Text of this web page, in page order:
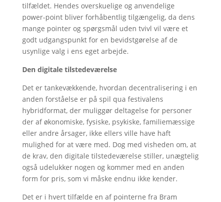
tilfældet. Hendes overskuelige og anvendelige
power-point bliver forhåbentlig tilgængelig, da dens
mange pointer og spørgsmål uden tvivl vil være et
godt udgangspunkt for en bevidstgørelse af de
usynlige valg i ens eget arbejde.
Den digitale tilstedeværelse
Det er tankevækkende, hvordan decentralisering i en
anden forståelse er på spil qua festivalens
hybridformat, der muliggør deltagelse for personer
der af økonomiske, fysiske, psykiske, familiemæssige
eller andre årsager, ikke ellers ville have haft
mulighed for at være med. Dog med visheden om, at
de krav, den digitale tilstedeværelse stiller, unægtelig
også udelukker nogen og kommer med en anden
form for pris, som vi måske endnu ikke kender.
Det er i hvert tilfælde en af pointerne fra Bram